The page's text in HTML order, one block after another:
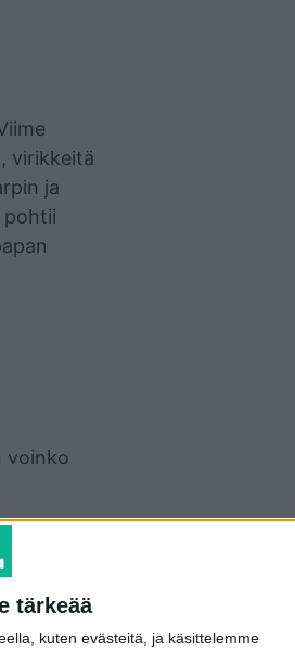
tärkeää
kuten evästeitä, ja käsittelemme
virikkeitä
ja
pohtii
voinko
ja